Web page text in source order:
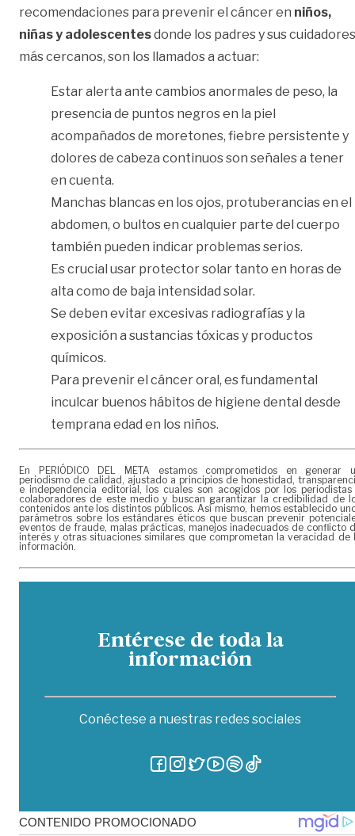
recomendaciones para prevenir el cáncer en niños,
niñas y adolescentesdonde los padres y sus cuidadores
más cercanos, son los llamados a actuar:
Estar alerta ante cambios anormales de peso, la
presencia de puntos negros en la piel
acompañados de moretones, fiebre persistente y
dolores de cabeza continuos son señales a tener
en cuenta.
Manchas blancas en los ojos, protuberancias en el
abdomen, o bultos en cualquier parte del cuerpo
también pueden indicar problemas serios.
Es crucial usar protector solar tanto en horas de
alta como de baja intensidad solar.
Se deben evitar excesivas radiografías y la
exposición a sustancias tóxicas y productos
químicos.
Para prevenir el cáncer oral, es fundamental
inculcar buenos hábitos de higiene dental desde
temprana edad en los niños.
En PERIÓDICO DEL META estamos comprometidos en generar
periodismo de calidad, ajustado a principios de honestidad,
e independencia editorial, los cuales son acogidos por los periodistas
colaboradores de este medio y buscan garantizar la credibilidad de
contenidos ante los distintos públicos. Así mismo, hemos establecido
parámetros sobre los estándares éticos que buscan prevenir
eventos de fraude, malas prácticas, manejos inadecuados de conflicto
interés y otras situaciones similares que comprometan la veracidad de
información.
Entérese de toda la
información
Conéctese a nuestras redes sociales